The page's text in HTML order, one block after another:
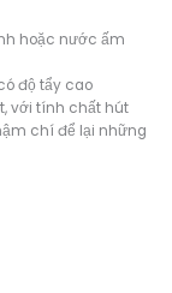
hoặc nước ấm
độ tẩy cao
với tính chất hút
chí để lại những